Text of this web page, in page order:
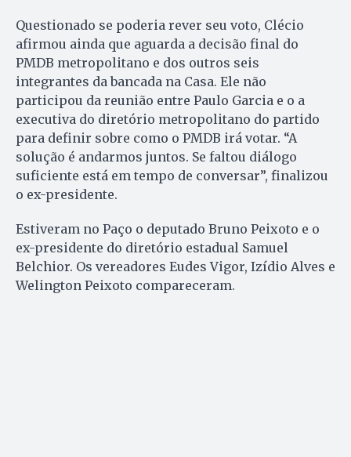
Questionado se poderia rever seu voto, Clécio
afirmou ainda que aguarda a decisão final do
PMDB metropolitano e dos outros seis
integrantes da bancada na Casa. Ele não
participou da reunião entre Paulo Garcia e o a
executiva do diretório metropolitano do partido
para definir sobre como o PMDB irá votar. “A
solução é andarmos juntos. Se faltou diálogo
suficiente está em tempo de conversar”, finalizou
o ex-presidente.
Estiveram no Paço o deputado Bruno Peixoto e o
ex-presidente do diretório estadual Samuel
Belchior. Os vereadores Eudes Vigor, Izídio Alves e
Welington Peixoto compareceram.